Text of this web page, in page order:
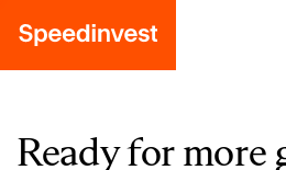
Ready for more